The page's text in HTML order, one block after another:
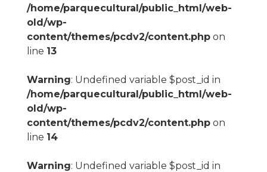
/home/parquecultural/public_html/web-
old/wp-
content/themes/pcdv2/content.phpon
line 13
Warning: Undefined variable $post_id in
/home/parquecultural/public_html/web-
old/wp-
content/themes/pcdv2/content.phpon
line 14
Warning: Undefined variable $post_id in